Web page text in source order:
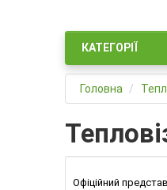
КАТЕГОРІЇ
Головна
Офіційний